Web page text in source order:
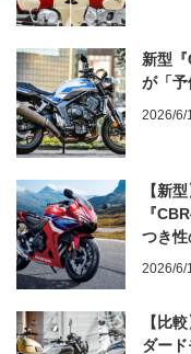
新型
が「
2026/6/
【新
『
つき性
2026/6/
【比
ダー